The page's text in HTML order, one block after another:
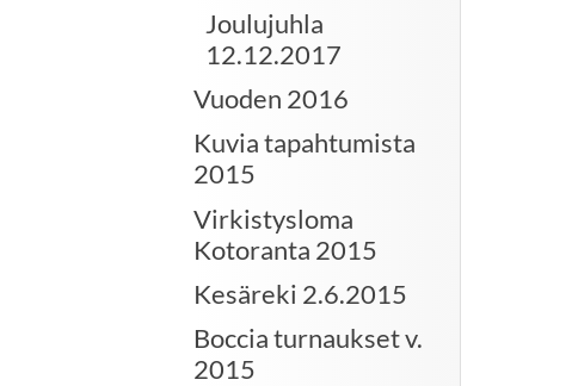
Joulujuhla
12.12.2017
Vuoden 2016
Kuvia tapahtumista
2015
Virkistysloma
Kotoranta 2015
Kesäreki 2.6.2015
Boccia turnaukset v.
2015